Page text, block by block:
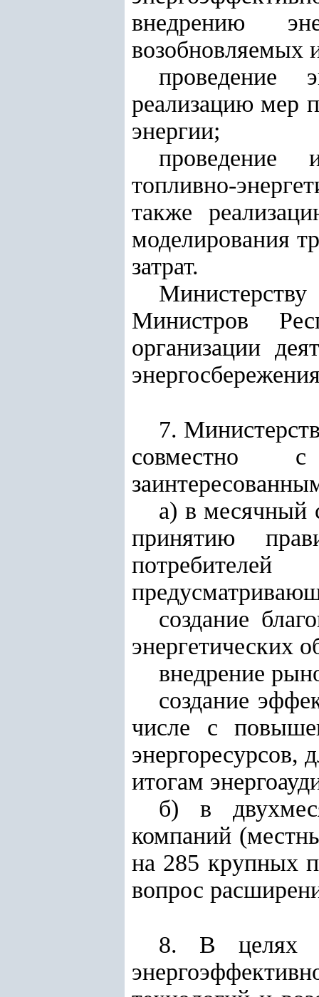
внедрению
возобновляемых
проведение
реализацию мер
энергии;
проведение
топливно-
также
моделирования
затрат.
Министров
организации
7.
совместно с
а) в месячный
принятию
создание
энергетических
внедрение
создание
числе с
энергоресурсов,
итогам
б) в
компаний
на 285 крупных
вопрос
8. В целях